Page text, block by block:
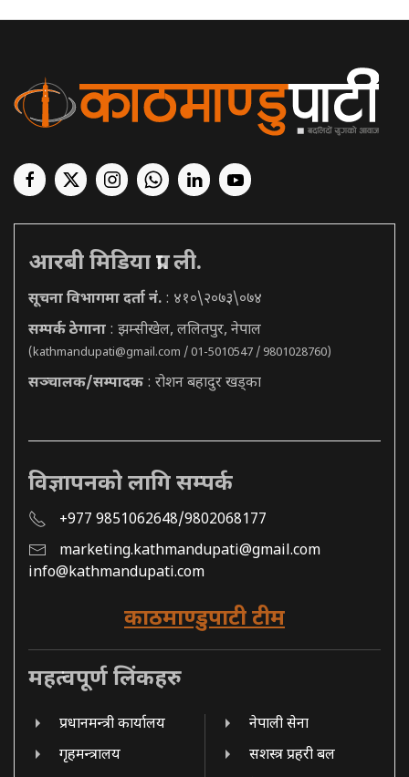
आरबी मिडिया प्रा. ली.
सूचना विभागमा दर्ता नं. : ४१०\२०७३\०७४
सम्पर्क ठेगाना : झम्सीखेल, ललितपुर, नेपाल
(kathmandupati@gmail.com / 01-5010547 / 9801028760)
सञ्चालक/सम्पादक : रोशन बहादुर खड्का
विज्ञापनको लागि सम्पर्क
+977 9851062648/9802068177
marketing.kathmandupati@gmail.com
info@kathmandupati.com
काठमाण्डुपाटी टीम
महत्वपूर्ण लिंकहरु
प्रधानमन्त्री कार्यालय
गृहमन्त्रालय
नेपाली सेना
सशस्त्र प्रहरी बल